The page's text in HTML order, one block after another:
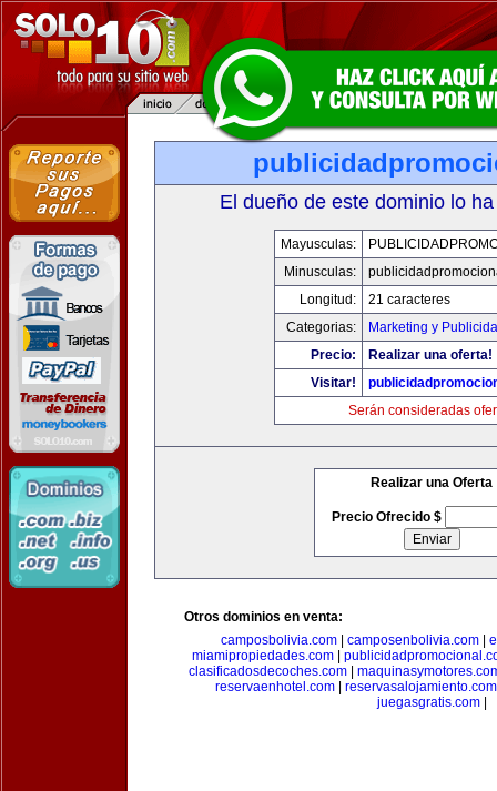
El dueño de este dominio lo
Mayusculas:
Minusculas:
Longitud:
21 caracteres
Categorias:
Marketing y
Precio:
Realizar una oferta!
Visitar!
Serán consideradas
Realizar una Oferta
Precio Ofrecido $
Otros dominios en venta:
camposbolivia.com| camposenbolivia.com|
miamipropiedades.com
clasificadosdecoches.com
reservaenhotel.com| reservasalojamiento.com
juegasgratis.com|